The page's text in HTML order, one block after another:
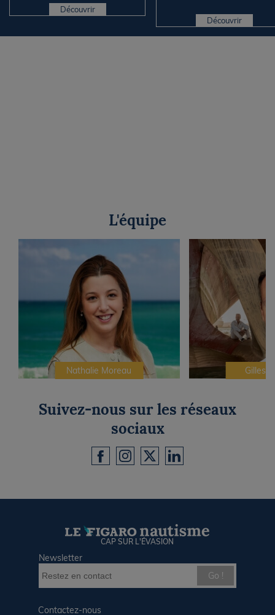
Découvrir
Découvrir
L'équipe
Nathalie Moreau Gilles
Suivez-nous sur les réseaux
sociaux
CAP SUR L'ÉVASION
Newsletter
Go !
Contactez-nous